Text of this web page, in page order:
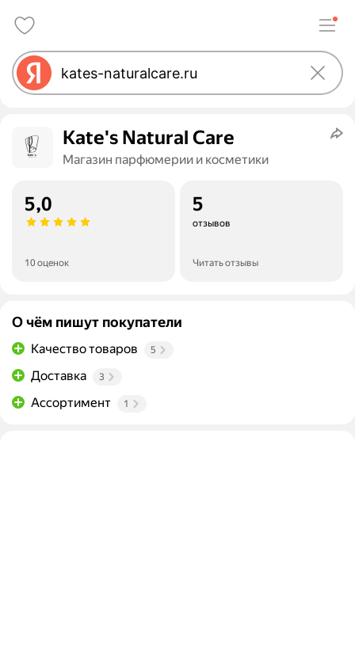
Kate's Natural Care
Магазин парфюмерии и косметики
5,0
10 оценок
5
отзывов
Читать отзывы
О чём пишут покупатели
Качество товаров 5
Доставка 3
Ассортимент 1